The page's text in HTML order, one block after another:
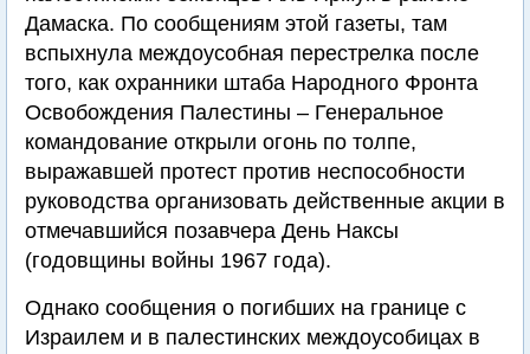
Дамаска. По сообщениям этой газеты, там
вспыхнула междоусобная перестрелка после
того, как охранники штаба Народного Фронта
Освобождения Палестины – Генеральное
командование открыли огонь по толпе,
выражавшей протест против неспособности
руководства организовать действенные акции в
отмечавшийся позавчера День Наксы
(годовщины войны 1967 года).
Однако сообщения о погибших на границе с
Израилем и в палестинских междоусобицах в